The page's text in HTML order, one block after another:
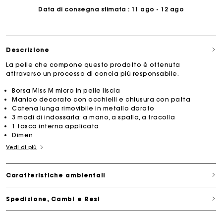
Data di consegna stimata : 11 ago - 12 ago
Descrizione
La pelle che compone questo prodotto è ottenuta
attraverso un processo di concia più responsabile.
Borsa Miss M micro in pelle liscia
Manico decorato con occhielli e chiusura con patta
Catena lunga rimovibile in metallo dorato
3 modi di indossarla: a mano, a spalla, a tracolla
1 tasca interna applicata
Dimen
Vedi di più
Caratteristiche ambientali
Spedizione, Cambi e Resi